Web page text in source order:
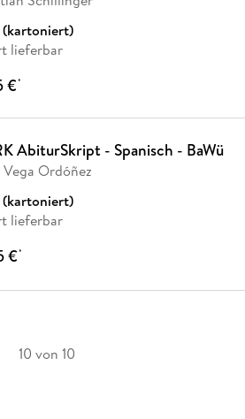
(kartoniert)
lieferbar
€*
AbiturSkript - Spanisch - BaWü
Vega Ordóñez
(kartoniert)
lieferbar
€*
10 von 10